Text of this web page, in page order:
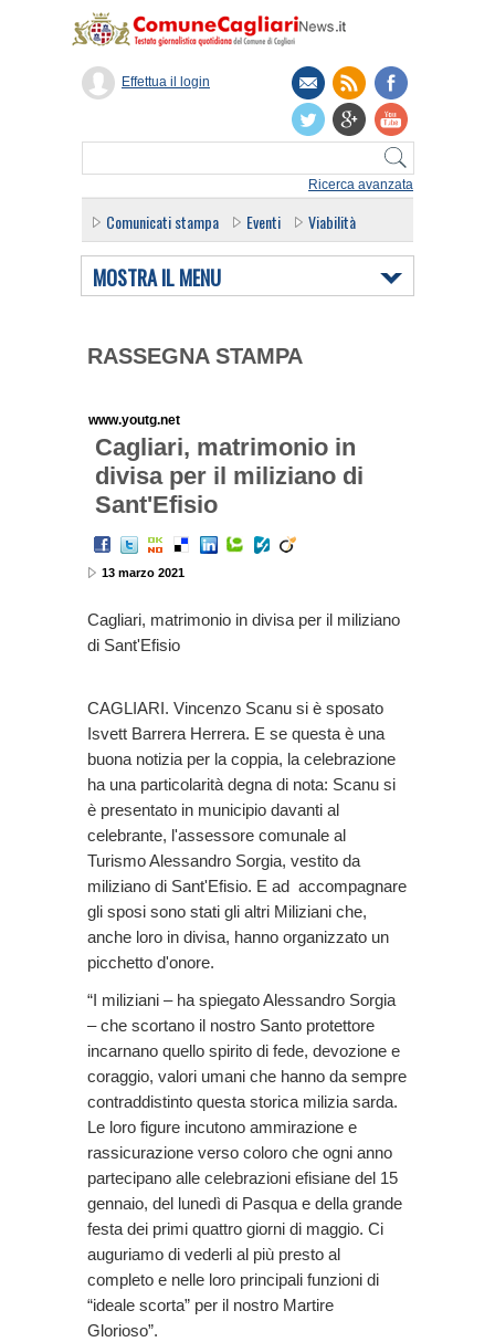
Ricerca avanzata
Effettua il login
Comunicati stampa Eventi Viabilità
MOSTRA IL MENU
RASSEGNA STAMPA
www.youtg.net
Cagliari, matrimonio in
divisa per il miliziano di
Sant'Efisio
13 marzo 2021
Cagliari, matrimonio in divisa per il miliziano
di Sant'Efisio
CAGLIARI. Vincenzo Scanu si è sposato
Isvett Barrera Herrera. E se questa è una
buona notizia per la coppia, la celebrazione
ha una particolarità degna di nota: Scanu si
è presentato in municipio davanti al
celebrante, l'assessore comunale al
Turismo Alessandro Sorgia, vestito da
miliziano di Sant'Efisio. E ad accompagnare
gli sposi sono stati gli altri Miliziani che,
anche loro in divisa, hanno organizzato un
picchetto d'onore.
“I miliziani – ha spiegato Alessandro Sorgia
– che scortano il nostro Santo protettore
incarnano quello spirito di fede, devozione e
coraggio, valori umani che hanno da sempre
contraddistinto questa storica milizia sarda.
Le loro figure incutono ammirazione e
rassicurazione verso coloro che ogni anno
partecipano alle celebrazioni efisiane del 15
gennaio, del lunedì di Pasqua e della grande
festa dei primi quattro giorni di maggio. Ci
auguriamo di vederli al più presto al
completo e nelle loro principali funzioni di
“ideale scorta” per il nostro Martire
Glorioso”.